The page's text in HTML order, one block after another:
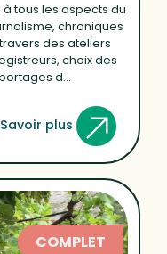
à tous les aspects du
chroniques
des ateliers
choix des
d...
Savoir plus
COMPLET